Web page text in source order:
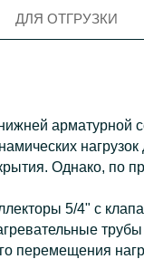
ДЛЯ ОТГРУЗКИ
арматурной
Однако, по
5/4" с
перемещения